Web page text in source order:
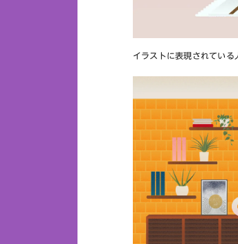
イラストに表現されている